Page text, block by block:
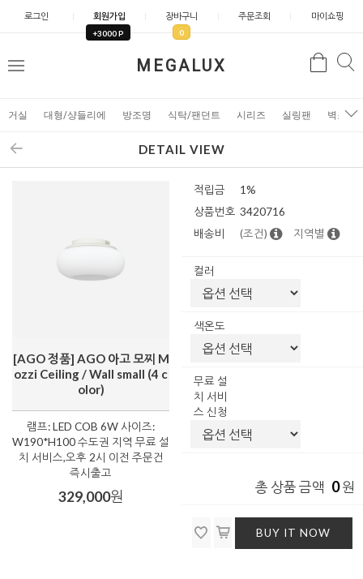
로그인 회원가입
+3000 P
장바구니
0
주문조회 마이쇼핑
MEGALUX
메
검
거실 대형/샹들리에 방조명 식탁/팬던트 시리즈 실링팬 벽조명
DETAIL VIEW
[AGO 정품] AGO 아고 모찌 M
ozzi Ceiling / Wall small (4 c
olor)
램프: LED COB 6W 사이즈:
W190*H100 수도권 지역 무료 설
치 서비스,오후 2시 이전 주문건
즉시출고
329,000원
적립금
1%
상품번호 3420716
배송비
(조건) 지역별
컬러
색온도
무료 설
치 서비
스 신청
총 상품 금액 0원
BUY IT NOW